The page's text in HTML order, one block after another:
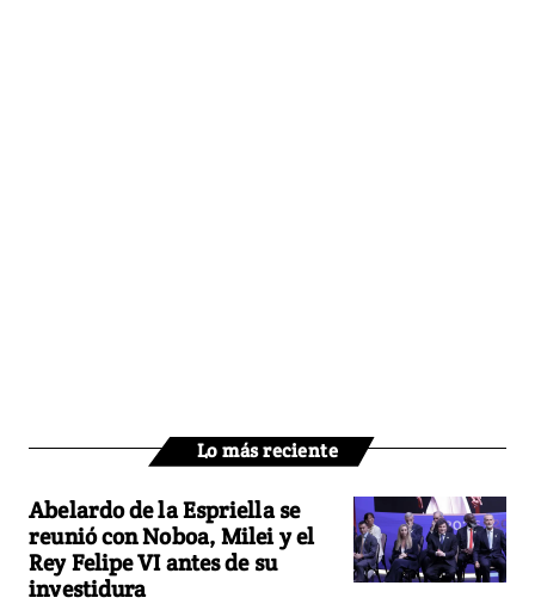
Lo más reciente
Abelardo de la Espriella se
reunió con Noboa, Milei y el
Rey Felipe VI antes de su
investidura